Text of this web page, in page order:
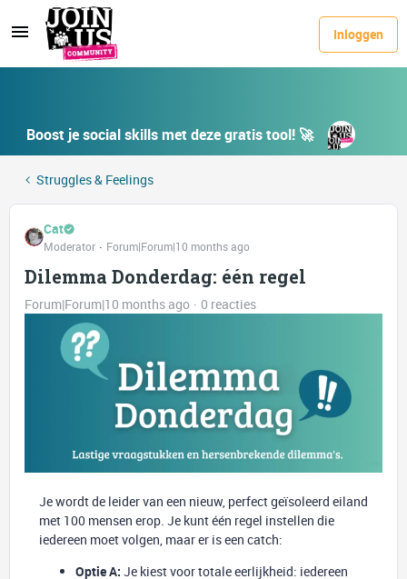
Inloggen
Boost je social skills met deze gratis tool! 🚀
Struggles & Feelings
Cat
Moderator Forum|Forum|10 months ago
Dilemma Donderdag: één regel
Forum|Forum|10 months ago 0 reacties
Je wordt de leider van een nieuw, perfect geïsoleerd eiland
met 100 mensen erop. Je kunt één regel instellen die
iedereen moet volgen, maar er is een catch:
Optie A: Je kiest voor totale eerlijkheid: iedereen